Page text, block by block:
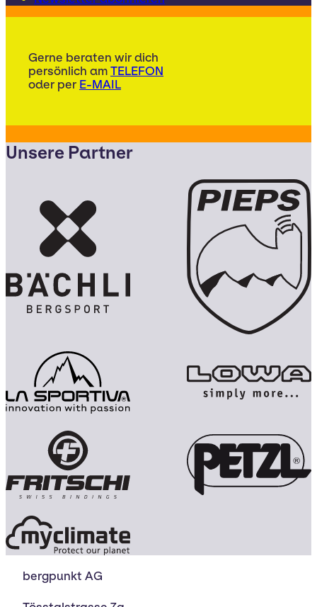
Gerne beraten wir dich
persönlich am TELEFON
oder per E-MAIL
Unsere Partner
bergpunkt AG